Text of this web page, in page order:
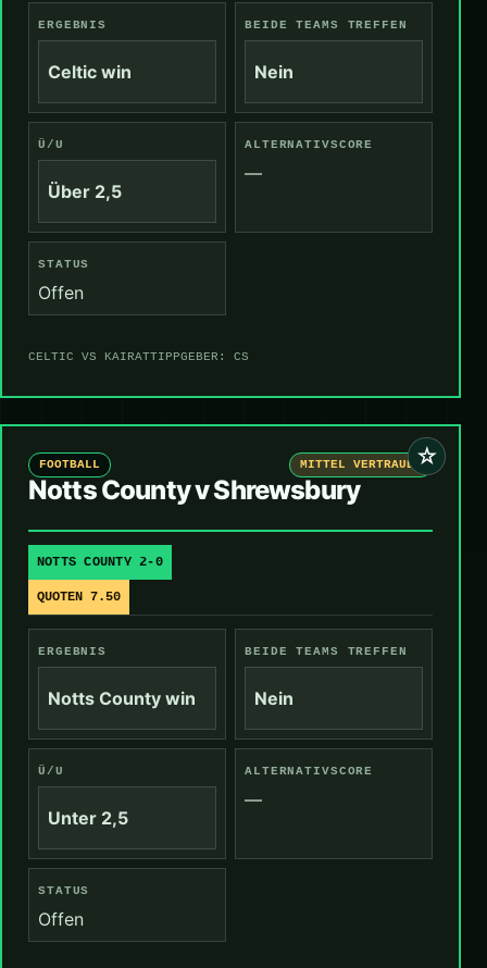
ERGEBNIS
Celtic win
BEIDE TEAMS TREFFEN
Nein
Ü/U
Über 2,5
ALTERNATIVSCORE
—
STATUS
Offen
CELTIC VS KAIRATTIPPGEBER: CS
☆
FOOTBALL MITTEL VERTRAUEN
Notts County v Shrewsbury
NOTTS COUNTY 2-0
QUOTEN 7.50
ERGEBNIS
Notts County win
BEIDE TEAMS TREFFEN
Nein
Ü/U
Unter 2,5
ALTERNATIVSCORE
—
STATUS
Offen